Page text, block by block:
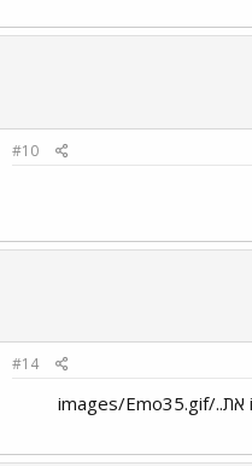
#10
#14